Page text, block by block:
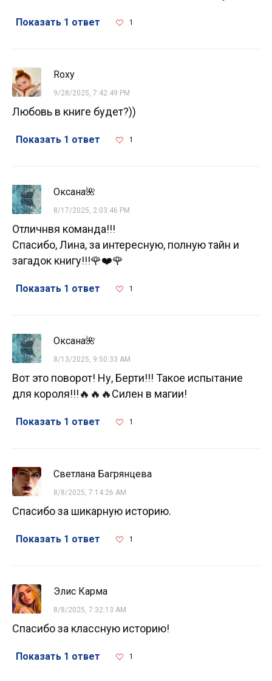
Показать 1 ответ 1
Roxy
9/28/2025, 7:42:49 PM
Любовь в книге будет?))
Показать 1 ответ 1
Оксана🌺
8/17/2025, 2:03:46 PM
Отличнвя команда!!!
Спасибо, Лина, за интересную, полную тайн и
загадок книгу!!!🌹❤️🌹
Показать 1 ответ 1
Оксана🌺
8/13/2025, 9:50:33 AM
Вот это поворот! Ну, Берти!!! Такое испытание
для короля!!!🔥🔥🔥Силен в магии!
Показать 1 ответ 1
Светлана Багрянцева
8/8/2025, 7:14:26 AM
Спасибо за шикарную историю.
Показать 1 ответ 1
Элис Карма
8/8/2025, 7:32:13 AM
Спасибо за классную историю!
Показать 1 ответ 1